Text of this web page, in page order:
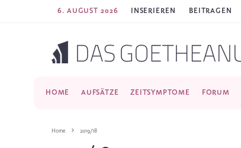
6. AUGUST 2026 INSERIEREN BEITRAGEN
HOME AUFSÄTZE ZEITSYMPTOME FORUM
Home 2019/18